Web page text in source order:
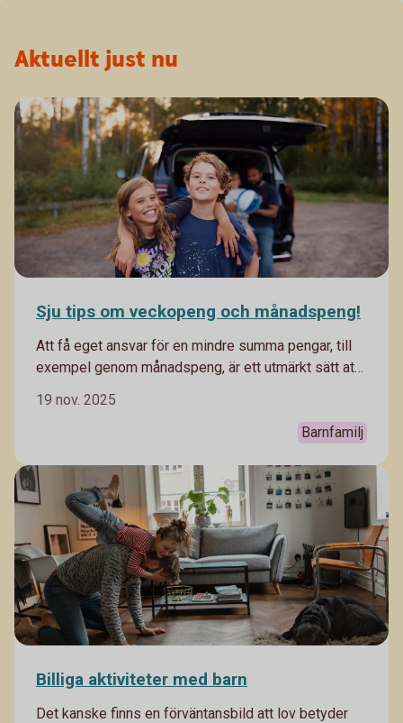
Aktuellt just nu
Sju tips om veckopeng och månadspeng!
Att få eget ansvar för en mindre summa pengar, till
exempel genom månadspeng, är ett utmärkt sätt att
begränsade resurser. Det ger också en bra grund till
att kunna sköta sin ekonomi som vuxen. Här får du
19 nov. 2025
Barnfamilj
Billiga aktiviteter med barn
Det kanske finns en förväntansbild att lov betyder